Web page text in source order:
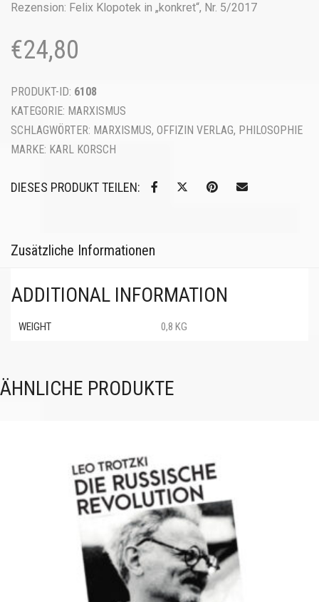
Rezension: Felix Klopotek in „konkret“, Nr. 5/2017
€24,80
PRODUKT-ID: 6108
KATEGORIE: MARXISMUS
SCHLAGWÖRTER: MARXISMUS, OFFIZIN VERLAG, PHILOSOPHIE
MARKE: KARL KORSCH
DIESES PRODUKT TEILEN:
Zusätzliche Informationen
ADDITIONAL INFORMATION
WEIGHT 0,8 KG
ÄHNLICHE PRODUKTE